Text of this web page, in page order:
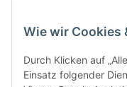
ein Car Cover
weitere Produkte, wie
sind mit hochwertigen
Wie wir Cookies
Durch Klicken auf
Einsatz folgender